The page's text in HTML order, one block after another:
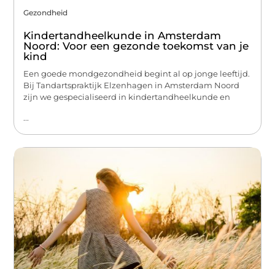
Gezondheid
Kindertandheelkunde in Amsterdam
Noord: Voor een gezonde toekomst van je
kind
Een goede mondgezondheid begint al op jonge leeftijd.
Bij Tandartspraktijk Elzenhagen in Amsterdam Noord
zijn we gespecialiseerd in kindertandheelkunde en
...